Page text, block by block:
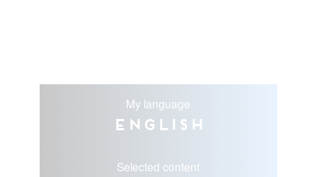
My language
English
Selected content